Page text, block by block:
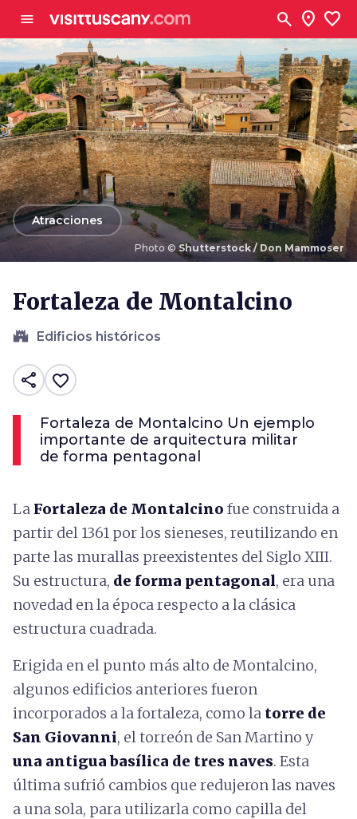
menu search location_on favorite
Photo ©Shutterstock / Don Mammoser
arrow_backAtracciones
Fortaleza de Montalcino
castle Edificios históricos
share favorite_border
Fortaleza de Montalcino Un ejemplo
importante de arquitectura militar
de forma pentagonal
La Fortaleza de Montalcino fue construida a
partir del 1361 por los sieneses, reutilizando en
parte las murallas preexistentes del Siglo XIII.
Su estructura, de forma pentagonal, era una
novedad en la época respecto a la clásica
estructura cuadrada.
Erigida en el punto más alto de Montalcino,
algunos edificios anteriores fueron
incorporados a la fortaleza, como la torre de
San Giovanni, el torreón de San Martino y
una antigua basílica de tres naves. Esta
última sufrió cambios que redujeron las naves
a una sola, para utilizarla como capilla del